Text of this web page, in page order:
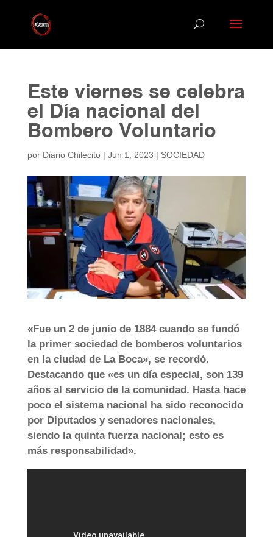
Este viernes se celebra
el Día nacional del
Bombero Voluntario
por Diario Chilecito| Jun 1, 2023 | SOCIEDAD
«Fue un 2 de junio de 1884 cuando se fundó
la primer sociedad de bomberos voluntarios
en la ciudad de La Boca», se recordó.
Destacando que «es un día especial, son 139
años al servicio de la comunidad. Hasta hace
poco el sistema nacional ha sido reconocido
por Diputados y senadores nacionales,
siendo la quinta fuerza nacional; esto es
más responsabilidad».